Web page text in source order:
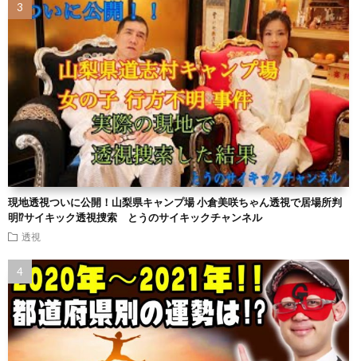
現地透視ついに公開！山梨県キャンプ場 小倉美咲ちゃん透視で居場所判
明⁉︎サイキック透視捜索 とうのサイキックチャンネル
透視